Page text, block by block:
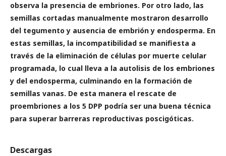
observa la presencia de embriones. Por otro lado, las
semillas cortadas manualmente mostraron desarrollo
del tegumento y ausencia de embrión y endosperma. En
estas semillas, la incompatibilidad se manifiesta a
través de la eliminación de células por muerte celular
programada, lo cual lleva a la autolisis de los embriones
y del endosperma, culminando en la formación de
semillas vanas. De esta manera el rescate de
proembriones a los 5 DPP podría ser una buena técnica
para superar barreras reproductivas poscigóticas.
Descargas